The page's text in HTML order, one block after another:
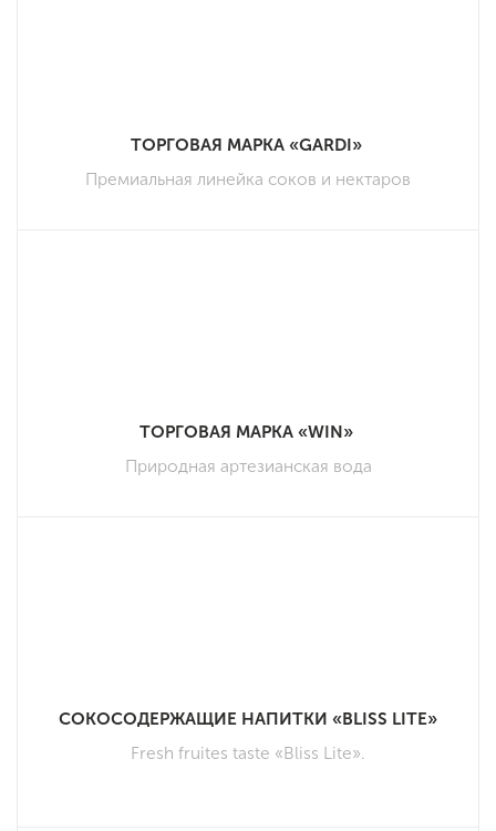
ТОРГОВАЯ МАРКА «GARDI»
Премиальная линейка соков и нектаров
ТОРГОВАЯ МАРКА «WIN»
Природная артезианская вода
СОКОСОДЕРЖАЩИЕ НАПИТКИ «BLISS LITE»
Fresh fruites taste «Bliss Lite».